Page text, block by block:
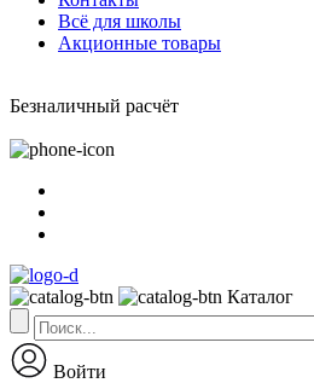
Всё для школы
Акционные товары
Безналичный расчёт
Каталог
Войти